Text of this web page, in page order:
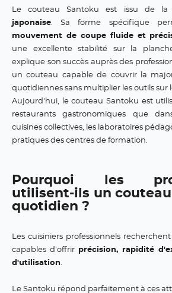
Le couteau Santoku est issu de la
japonaise. Sa forme spécifique
mouvement de coupe fluide et
une excellente stabilité sur la
explique son succès auprès des
un couteau capable de couvrir la
quotidiennes sans multiplier les outils sur
Aujourd'hui, le couteau Santoku est
restaurants gastronomiques que
cuisines collectives, les laboratoires
pratiques des centres de formation.
Pourquoi les
utilisent-ils un
quotidien ?
Les cuisiniers professionnels
capables d'offrir précision, rapidité
d'utilisation.
Le Santoku répond parfaitement à ces